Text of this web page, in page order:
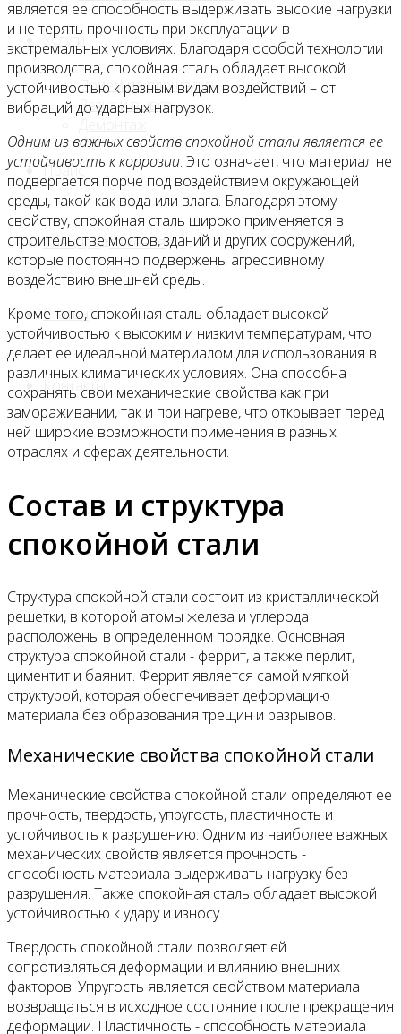
Услуги
Приём на площадке
Резка и вывоз
Прайс
Спецпредложения
Статьи
Контакты
является ее способность выдерживать высокие нагрузки
и не терять прочность при эксплуатации в
экстремальных условиях. Благодаря особой технологии
производства, спокойная сталь обладает высокой
устойчивостью к разным видам воздействий – от
вибраций до ударных нагрузок.
Одним из важных свойств спокойной стали является ее
устойчивость к коррозии. Это означает, что материал не
подвергается порче под воздействием окружающей
среды, такой как вода или влага. Благодаря этому
свойству, спокойная сталь широко применяется в
строительстве мостов, зданий и других сооружений,
которые постоянно подвержены агрессивному
воздействию внешней среды.
Кроме того, спокойная сталь обладает высокой
устойчивостью к высоким и низким температурам, что
делает ее идеальной материалом для использования в
различных климатических условиях. Она способна
сохранять свои механические свойства как при
замораживании, так и при нагреве, что открывает перед
ней широкие возможности применения в разных
отраслях и сферах деятельности.
Состав и структура
спокойной стали
Структура спокойной стали состоит из кристаллической
решетки, в которой атомы железа и углерода
расположены в определенном порядке. Основная
структура спокойной стали - феррит, а также перлит,
циментит и баянит. Феррит является самой мягкой
структурой, которая обеспечивает деформацию
материала без образования трещин и разрывов.
Механические свойства спокойной стали
Механические свойства спокойной стали определяют ее
прочность, твердость, упругость, пластичность и
устойчивость к разрушению. Одним из наиболее важных
механических свойств является прочность -
способность материала выдерживать нагрузку без
разрушения. Также спокойная сталь обладает высокой
устойчивостью к удару и износу.
Твердость спокойной стали позволяет ей
сопротивляться деформации и влиянию внешних
факторов. Упругость является свойством материала
возвращаться в исходное состояние после прекращения
деформации. Пластичность - способность материала